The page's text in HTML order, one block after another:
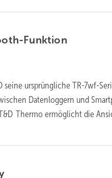
Funktion
seine ursprüngliche TR-7wf-
Datenloggern und
Thermo ermöglicht die